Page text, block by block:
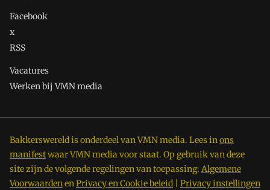
Facebook
x
RSS
Vacatures
Werken bij VMN media
Bakkerswereld is onderdeel van VMN media. Lees inons
manifestwaar VMN media voor staat. Op gebruik van deze
site zijn de volgende regelingen van toepassing: Algemene
VoorwaardenenPrivacy en Cookie beleid Privacy instellingen